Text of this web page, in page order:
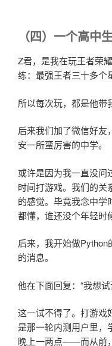
（四）一个高
Z君，是我在玩王者荣
练：最强王者三十多个
所以每次玩，都是他带
后来我们加了微信好友
安一所蛮厉害的中学。
或许是因为我一直没问
时间打游戏。我们的关
的感觉。毕竟我念中学
都懂，谁还没个年轻时
后来，我开始做
的消息。
他在下面回复：“我想试
这一试不得了。打游戏
是那一轮内测用户里，
晚上一两点——而从前